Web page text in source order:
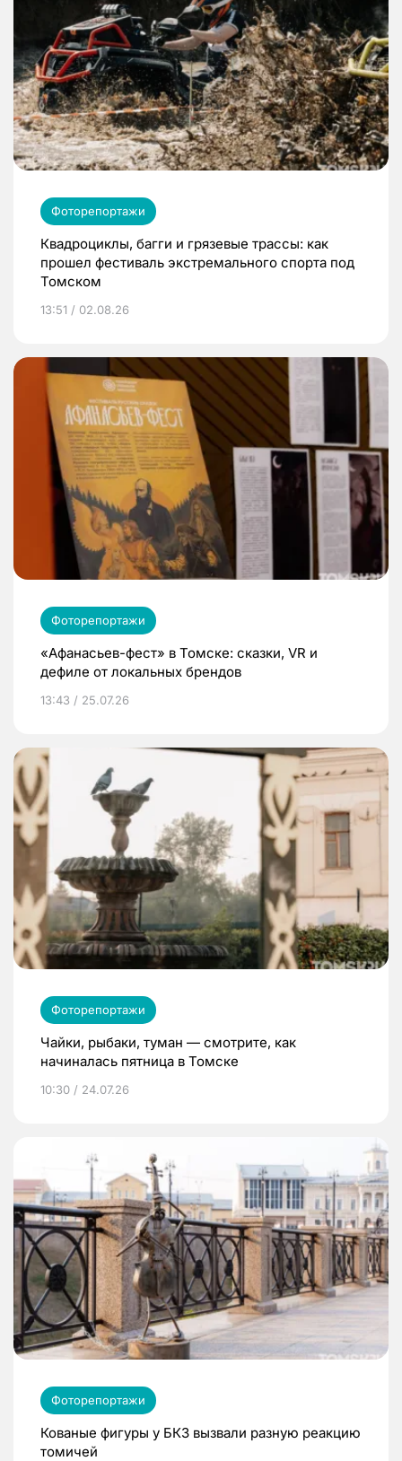
Фоторепортажи
Квадроциклы, багги и грязевые трассы: как
прошел фестиваль экстремального спорта под
Томском
13:51 / 02.08.26
Фоторепортажи
«Афанасьев-фест» в Томске: сказки, VR и
дефиле от локальных брендов
13:43 / 25.07.26
Фоторепортажи
Чайки, рыбаки, туман — смотрите, как
начиналась пятница в Томске
10:30 / 24.07.26
Фоторепортажи
Кованые фигуры у БКЗ вызвали разную реакцию
томичей